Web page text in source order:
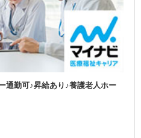
通勤可♪昇給あり♪養護老人ホー